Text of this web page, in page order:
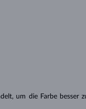
um die Farbe besser